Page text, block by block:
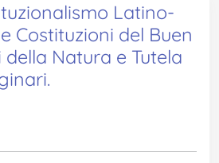
Latino-
Costituzioni del Buen
Natura e Tutela